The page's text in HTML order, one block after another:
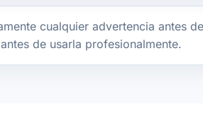
cualquier advertencia antes
de usarla profesionalmente.